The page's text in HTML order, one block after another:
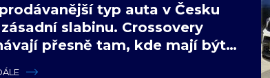
typ auta v Česku
slabinu. Crossovery
přesně tam, kde mají být